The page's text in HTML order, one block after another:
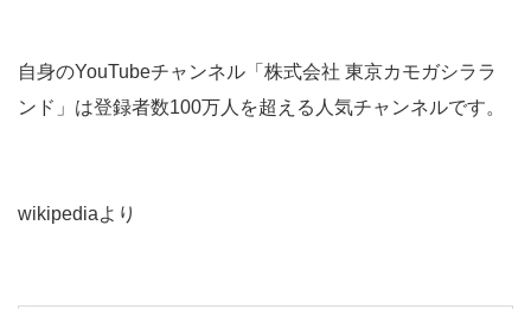
自身のYouTubeチャンネル「株式会社 東京カモガシララ
ンド」は登録者数100万人を超える人気チャンネルです。
wikipediaより